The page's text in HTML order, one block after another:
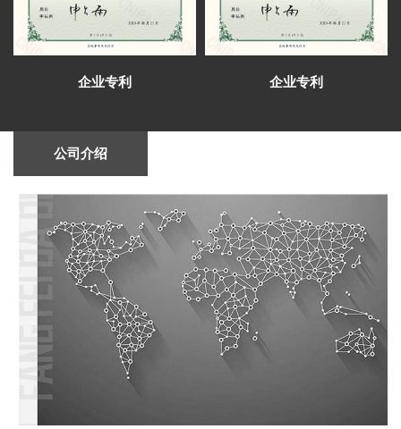
史馆即将完成建设布展
芳菲大地完成甘肃一建智能会议室、接待
室、视频会议室的设计施工
芳菲大地完成甘肃建投矿业公司综合会议
室、视频室等设计施工
芳菲大地装饰展览设计施工的张掖数字政府
汉）文化旅游博览会
芳菲大地圆满完成首届中国（武汉）文化旅
游博览会甘肃主题形象馆设计施工
芳菲大地设计的兰州新区税务局党建展厅、
党员阅览活动室正式交付使用
芳菲大地装饰展览设计施工的庆阳市环县荣
誉馆，于2021年10月8日正式完工
兰州芳菲大地设计施工的陈列馆及展厅得到
了专家学者的肯定和好评
芳菲大地为第五届文博会第十届敦煌行·丝绸
之路国际旅游节策划设计布展施工
由芳菲大地设计承建的武警嘉峪关支队营区
文化建设项目顺利完工投入使用
甘肃工业职业技术学院党组书记杨声等领导
企业专利 企业专利
公司介绍
甘肃省发展和改革委员会
甘肃祁连山国家级自然保护区管护中心
兰州市公安局交通警察支队
甘肃省教育厅
酒泉市博物馆